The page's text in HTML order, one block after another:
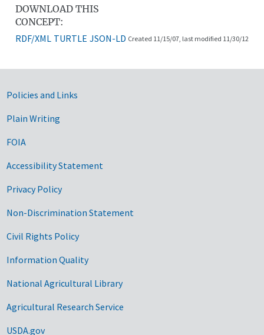
DOWNLOAD THIS
CONCEPT:
RDF/XML TURTLE JSON-LD Created 11/15/07, last modified 11/30/12
Government Links
Policies and Links
Plain Writing
FOIA
Accessibility Statement
Privacy Policy
Non-Discrimination Statement
Civil Rights Policy
Information Quality
National Agricultural Library
Agricultural Research Service
USDA.gov